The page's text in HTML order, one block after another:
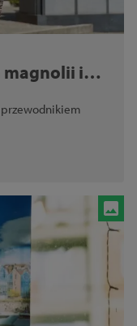
magnolii i
przewodnikiem